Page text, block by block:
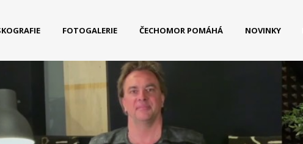
FOTOGALERIE ČECHOMOR POMÁHÁ NOVINKY